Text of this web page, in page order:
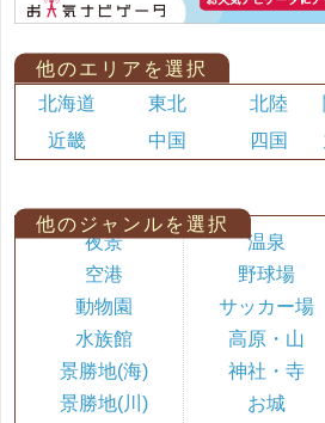
他のエリアを選択
北海道
東北 北陸
近畿
中国 四国
他のジャンルを選択
夜景
空港
動物園
水族館
景勝地(海)
景勝地(川)
温泉
野球場
サッカー場
高原・山
神社・寺
お城